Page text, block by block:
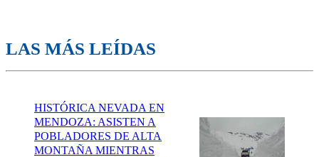
LAS MÁS LEÍDAS
HISTÓRICA NEVADA EN
MENDOZA: ASISTEN A
POBLADORES DE ALTA
MONTAÑA MIENTRAS